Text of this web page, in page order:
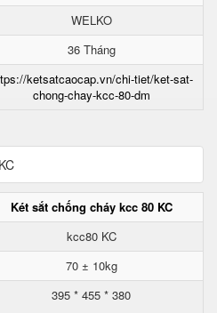
WELKO
36 Tháng
ketsatcaocap.vn/chi-tiet/ket-sat-
chong-chay-kcc-80-dm
Két sắt chống cháy kcc 80 KC
kcc80 KC
70 ± 10kg
395 * 455 * 380